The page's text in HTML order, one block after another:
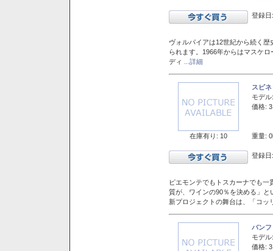
登録
ヴォルパイアは12世紀から続く
られます。1966年からはマスケ
ディ
...詳細
在庫有り: 10
スピ
モデル:
価格:
重量:
登録
ピエモンテでもトスカーナでも
質が、ワインの90％を決める」
新プロジェクトの舞台は、「コ
バン
モデル:
価格: